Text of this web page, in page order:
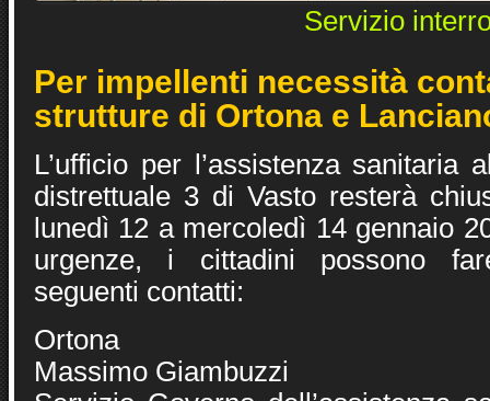
Servizio
Per impellenti necessità
strutture di Ortona e
L’ufficio per l’assistenza sanitaria
distrettuale 3 di Vasto resterà
lunedì 12 a mercoledì 14 gennaio
urgenze, i cittadini possono
seguenti contatti:
Ortona
Massimo Giambuzzi